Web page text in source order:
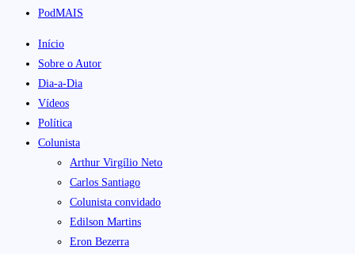
PodMAIS
Início
Sobre o Autor
Dia-a-Dia
Vídeos
Política
Colunista
Arthur Virgílio Neto
Carlos Santiago
Colunista convidado
Edilson Martins
Eron Bezerra